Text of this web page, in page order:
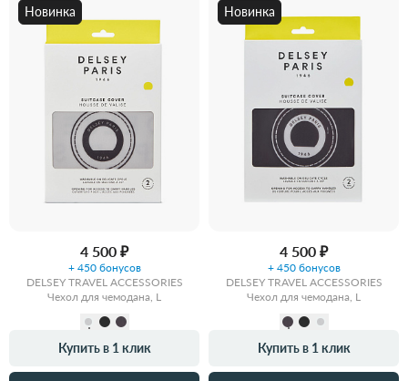
Новинка
4 500 ₽
+ 450 бонусов
DELSEY TRAVEL ACCESSORIES
Чехол для чемодана, L
Купить в 1 клик
Новинка
4 500 ₽
+ 450 бонусов
DELSEY TRAVEL ACCESSORIES
Чехол для чемодана, L
Купить в 1 клик